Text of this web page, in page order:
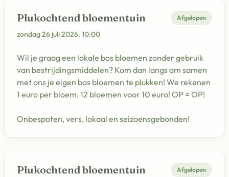
Plukochtend bloementuin
zondag 26 juli 2026, 10:00
Afgelopen
Wil je graag een lokale bos bloemen zonder gebruik
van bestrijdingsmiddelen? Kom dan langs om samen
met ons je eigen bos bloemen te plukken! We rekenen
1 euro per bloem, 12 bloemen voor 10 euro! OP = OP!
Onbespoten, vers, lokaal en seizoensgebonden!
Plukochtend bloementuin Afgelopen